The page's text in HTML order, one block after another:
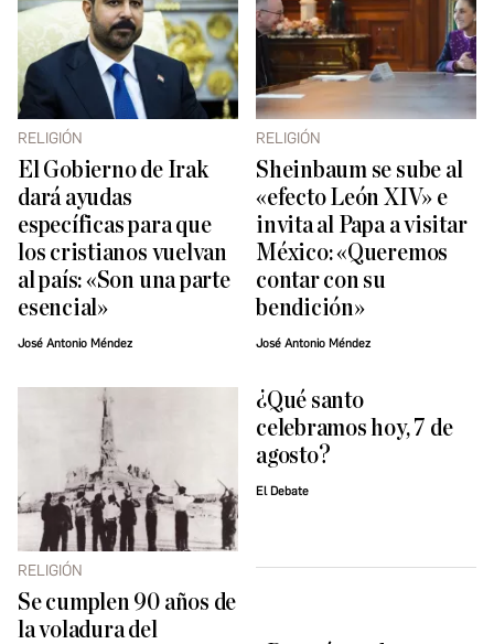
RELIGIÓN
El Gobierno de Irak
dará ayudas
específicas para que
los cristianos vuelvan
al país: «Son una parte
esencial»
José Antonio Méndez
RELIGIÓN
Sheinbaum se sube al
«efecto León XIV» e
invita al Papa a visitar
México: «Queremos
contar con su
bendición»
José Antonio Méndez
RELIGIÓN
Se cumplen 90 años de
la voladura del
¿Qué santo
celebramos hoy, 7 de
agosto?
El Debate